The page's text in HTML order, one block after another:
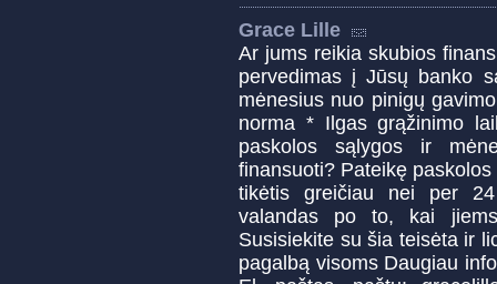
Grace Lille
Ar jums reikia skubios
pervedimas į Jūsų banko
mėnesius nuo pinigų
norma * Ilgas grąžinimo
paskolos sąlygos ir
finansuoti? Pateikę
tikėtis greičiau nei per
valandas po to, kai
Susisiekite su šia teisėta ir
pagalbą visoms Daugiau